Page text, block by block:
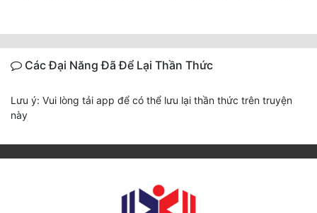
Các Đại Năng Đã Để Lại Thần Thức
Lưu ý: Vui lòng tải app để có thể lưu lại thần thức trên truyện
này